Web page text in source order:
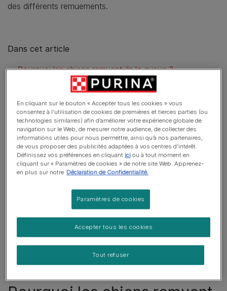
des différents remuements.
Dans cet article
Pourquoi les chiens remuent-ils la queue ?
Position naturelle, sans remuer
Queue dressée et remuante
Remuer doucement vers l’arrière
La queue entre les pattes
Grandes secousses
Queue verticale
La direction du remuement
L’importance de la queue
En cliquant sur le bouton « Accepter tous les cookies » vous
consentez à l’utilisation de cookies de premières et tierces parties (ou
technologies similaires) afin d’améliorer votre expérience globale de
navigation sur le Web, de mesurer notre audience, de collecter des
informations utiles pour nous permettre, ainsi qu’à nos partenaires,
de vous proposer des publicités adaptées à vos centres d’intérêt.
Définissez vos préférences en cliquant ici ou à tout moment en
cliquant sur « Paramètres de cookies » de notre site Web. Apprenez-
en plus sur notre Déclaration de Confidentialité.
Paramètres de cookies
Tout refuser
Accepter tous les cookies